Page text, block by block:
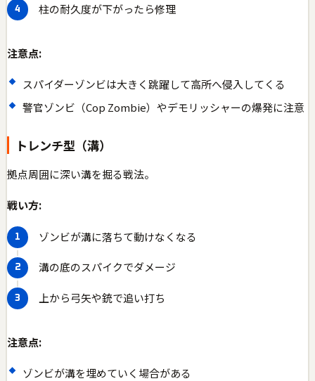
柱の耐久度が下がったら修理
注意点:
スパイダーゾンビは大きく跳躍して高所へ侵入してくる
警官ゾンビ（Cop Zombie）やデモリッシャーの爆発に注意
トレンチ型（溝）
拠点周囲に深い溝を掘る戦法。
戦い方:
ゾンビが溝に落ちて動けなくなる
溝の底のスパイクでダメージ
上から弓矢や銃で追い打ち
注意点:
ゾンビが溝を埋めていく場合がある